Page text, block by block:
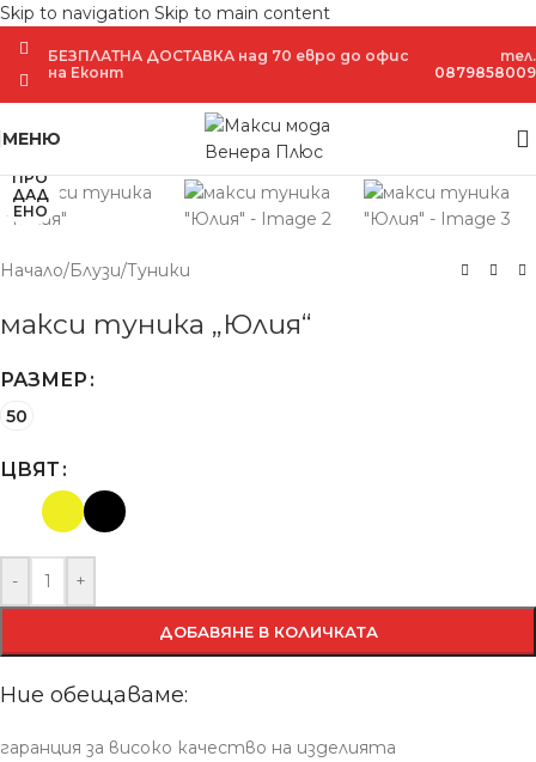
Skip to navigation Skip to main content
БЕЗПЛАТНА ДОСТАВКА над 70 евро до офис
на Еконт
тел.
0879858009
МЕНЮ
ПРО
ДАД
ЕНО
Начало/Блузи/Туники
макси туника „Юлия“
РАЗМЕР
50
ЦВЯТ
- +
ДОБАВЯНЕ В КОЛИЧКАТА
Ние обещаваме:
гаранция за високо качество на изделията